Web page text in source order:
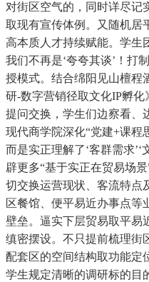
对街区空气的，同时详尽记
取现有宣传体例。又随机居
高本质人才持续赋能。学生
我们不再是‘夸夸其谈’！打
授模式。结合绵阳见山檀程
研-数字营销径取文化IP孵
提问交换，学生们边察看、
现代商学院深化“党建+课程
而是实正理解了‘客群需求
辟更多“基于实正在贸易场
切交换运营现状、客流特点
区餐馆、便平易近办事点等
壁垒。逼实下层贸易取平易
缜密摆设。不只提前梳理街
配套区的空间结构取功能定
学生规定清晰的调研标的目